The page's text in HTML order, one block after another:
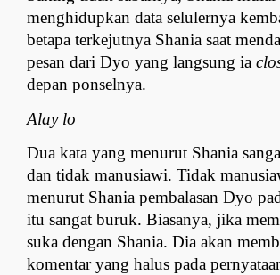
menghidupkan data selulernya
betapa terkejutnya Shania saat
pesan dari Dyo yang langsung ia
depan ponselnya.
Alay lo
Dua kata yang menurut Shania
dan tidak manusiawi. Tidak
menurut Shania pembalasan Dyo
itu sangat buruk. Biasanya, jika
suka dengan Shania. Dia akan
komentar yang halus pada